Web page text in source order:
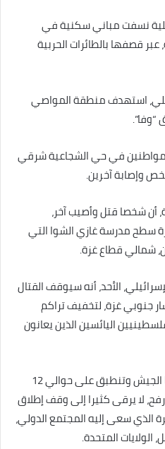
نسفت مباني سكنية في
قصفها بالطائرات الحربية
استهدف منطقة المواصي
في حي الشجاعية شرقي
وإصابة آخرين.
أن شخصا قتل وأصيب آخر،
سطح مدرسة غازي الشوا التي
شمالي قطاع غزة.
الأحد، أنه سيوقف القتال
جنوبي غزة، لتخفيف تراكم
اليائسين الذين يعانون
و”الهدنة التكتيكية” التي أعلنها الجيش وتنطبق على حوالي 12
لا يرقى كثيرا إلى وقف إطلاق
الذي سعى إليه المجتمع الدولي،
الولايات المتحدة.